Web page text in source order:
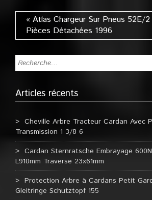
« Atlas Chargeur Sur Pneus 52E/
Pièces Détachées 1996
Articles récents
Cheville Arbre Tracteur Cardan Avec
Transmission 1 3/8 6
Cardan Sternratsche Embrayage
L910mm Traverse 23x61mm
Protection Arbre à Cardans Petit
Gleitringe Schutztopf 155